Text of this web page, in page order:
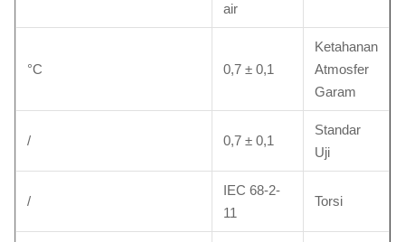
air
°C 0,7 ± 0,1
Ketahanan
Atmosfer
Garam
/ 0,7 ± 0,1
Standar
Uji
/
IEC 68-2-
11
Torsi